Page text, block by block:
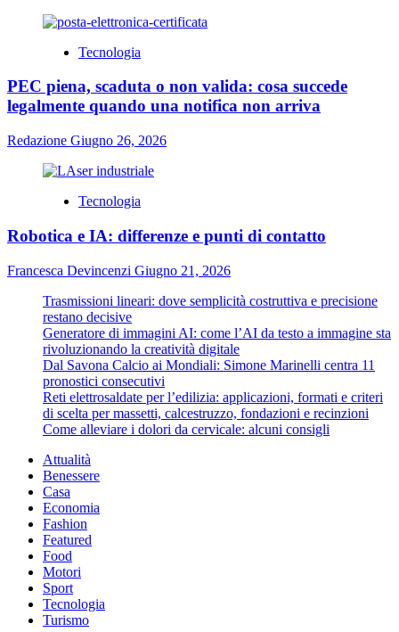
Tecnologia
PEC piena, scaduta o non valida: cosa succede
legalmente quando una notifica non arriva
Redazione Giugno 26, 2026
Tecnologia
Robotica e IA: differenze e punti di contatto
Francesca Devincenzi Giugno 21, 2026
Trasmissioni lineari: dove semplicità costruttiva e precisione
restano decisive
Generatore di immagini AI: come l’AI da testo a immagine sta
rivoluzionando la creatività digitale
Dal Savona Calcio ai Mondiali: Simone Marinelli centra 11
pronostici consecutivi
Reti elettrosaldate per l’edilizia: applicazioni, formati e criteri
di scelta per massetti, calcestruzzo, fondazioni e recinzioni
Come alleviare i dolori da cervicale: alcuni consigli
Attualità
Benessere
Casa
Economia
Fashion
Featured
Food
Motori
Sport
Tecnologia
Turismo